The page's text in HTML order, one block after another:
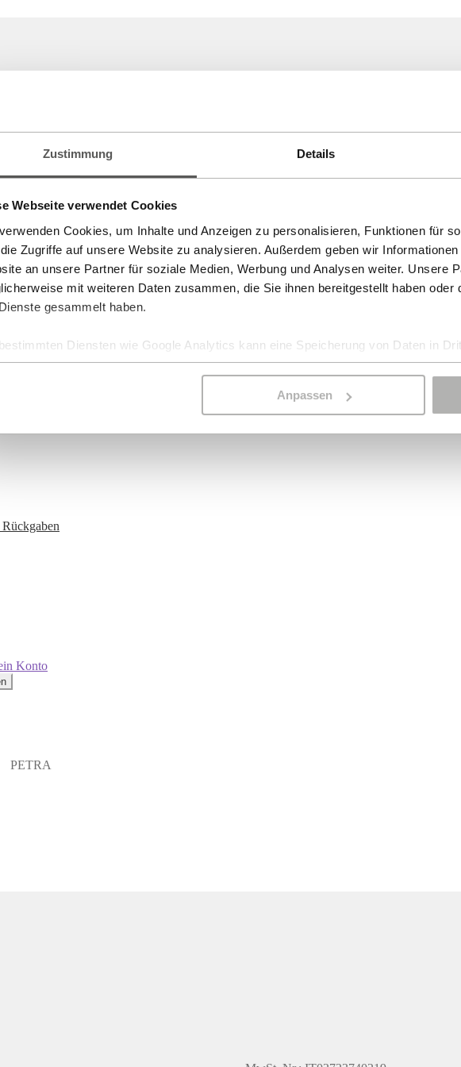
Zustimmung Details
Webseite verwendet Cookies
Cookies, um Inhalte und Anzeigen zu personalisieren, Funktionen für
Zugriffe auf unsere Website zu analysieren. Außerdem geben wir
an unsere Partner für soziale Medien, Werbung und Analysen weiter. Unsere
mit weiteren Daten zusammen, die Sie ihnen bereitgestellt haben
gesammelt haben.
Diensten wie Google Analytics kann eine Speicherung von Daten in
werden.
Anpassen
– Ratgeber
Konto
PETRA